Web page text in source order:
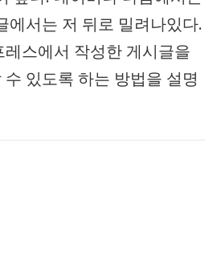
에서는 저 뒤로 밀려나있다.
스에서 작성한 게시글을
있도록 하는 방법을 설명